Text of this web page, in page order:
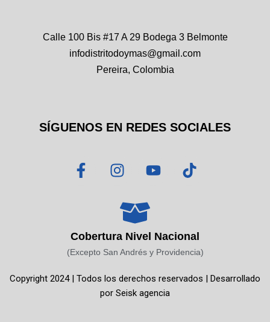
Calle 100 Bis #17 A 29 Bodega 3 Belmonte
infodistritodoymas@gmail.com
Pereira, Colombia
SÍGUENOS EN REDES SOCIALES
F
a
o
o
-
I
n
t
a
g
r
m
Y
o
b
e
T
i
k
Cobertura Nivel Nacional
(Excepto San Andrés y Providencia)
Copyright 2024 | Todos los derechos reservados | Desarrollado
por Seisk agencia